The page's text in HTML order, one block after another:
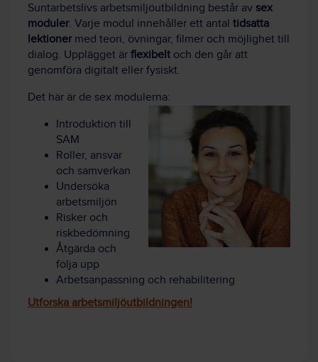
Suntarbetslivs arbetsmiljöutbildning består av sex
moduler. Varje modul innehåller ett antal tidsatta
lektionermed teori, övningar, filmer och möjlighet till
dialog. Upplägget är flexibelt och den går att
genomföra digitalt eller fysiskt.
Det här är de sex modulerna:
Introduktion till
SAM
Roller, ansvar
och samverkan
Undersöka
arbetsmiljön
Risker och
riskbedömning
Åtgärda och
följa upp
Arbetsanpassning och rehabilitering
Utforska arbetsmiljöutbildningen!